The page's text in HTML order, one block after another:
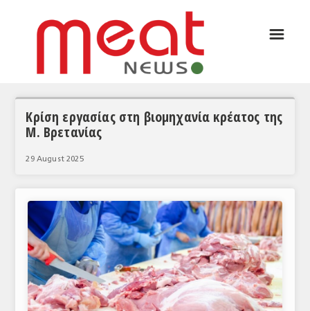
ΣΥΝΕΝΤΕΥΞΕΙΣ
ΘΕΜΑΤΑ
ΚΟΣΜΟΣ
ΕΙΔΗΣΕΙΣ
ΕΥΡΩΠΑΪΚΕΣ ΑΠΟΦΑΣΕΙΣ
ΘΕΜΑΤΑ
☰
Κρίση εργασίας στη βιομηχανία κρέατος της
Μ. Βρετανίας
29 August 2025